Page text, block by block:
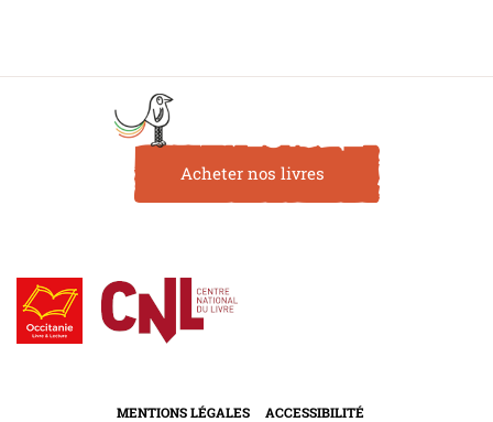
Acheter nos livres
MENTIONS LÉGALES ACCESSIBILITÉ